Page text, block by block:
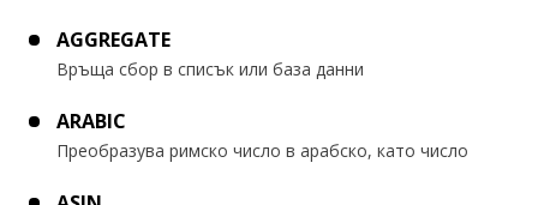
AGGREGATE
Връща сбор в списък или база данни
ARABIC
Преобразува римско число в арабско, като число